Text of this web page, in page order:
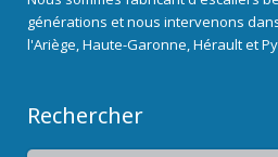
générations et nous intervenons
l'Ariège, Haute-Garonne, Hérault et
Rechercher